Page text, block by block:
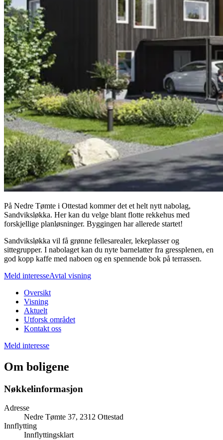
På Nedre Tømte i Ottestad kommer det et helt nytt nabolag,
Sandviksløkka. Her kan du velge blant flotte rekkehus med
forskjellige planløsninger. Byggingen har allerede startet!
Sandviksløkka vil få grønne fellesarealer, lekeplasser og
sittegrupper. I nabolaget kan du nyte barnelatter fra gressplenen, en
god kopp kaffe med naboen og en spennende bok på terrassen.
Meld interesseAvtal visning
Oversikt
Visning
Aktuelt
Utforsk området
Kontakt oss
Meld interesse
Om boligene
Nøkkelinformasjon
Adresse
Nedre Tømte 37, 2312 Ottestad
Innflytting
Innflyttingsklart